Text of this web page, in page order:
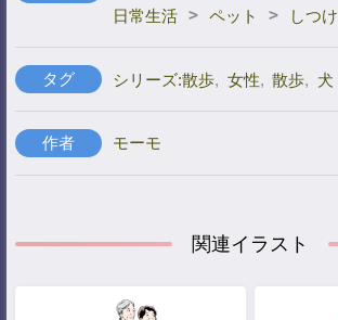
日常生活 > ペット > しつけ
タグ シリーズ:散歩, 女性, 散歩, 犬
作者 モーモ
関連イラスト